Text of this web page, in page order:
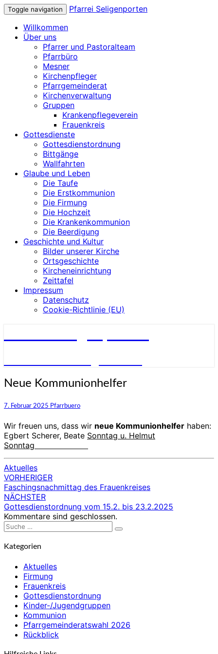
Toggle navigation
Pfarrei Seligenporten
Willkommen
Über uns
Pfarrer und Pastoralteam
Pfarrbüro
Mesner
Kirchenpfleger
Pfarrgemeinderat
Kirchenverwaltung
Gruppen
Krankenpflegeverein
Frauenkreis
Gottesdienste
Gottesdienstordnung
Bittgänge
Wallfahrten
Glaube und Leben
Die Taufe
Die Erstkommunion
Die Firmung
Die Hochzeit
Die Krankenkommunion
Die Beerdigung
Geschichte und Kultur
Bilder unserer Kirche
Ortsgeschichte
Kircheneinrichtung
Zeittafel
Impressum
Datenschutz
Cookie-Richtlinie (EU)
Neue
Neue Kommunionhelfer
7. Februar 2025 Pfarrbuero
Wir freuen uns, dass wir neue Kommunionhelfer haben:
Egbert Scherer, Beate Sonntag u. Helmut
Sonntag
Aktuelles
Beitragsnavigation
VORHERIGER
Faschingsnachmittag des Frauenkreises
NÄCHSTER
Gottesdienstordnung vom 15.2. bis 23.2.2025
Kommentare sind geschlossen.
Suche
nach:
Suchen
Kategorien
Aktuelles
Firmung
Frauenkreis
Gottesdienstordnung
Kinder-/Jugendgruppen
Kommunion
Pfarrgemeinderatswahl 2026
Rückblick